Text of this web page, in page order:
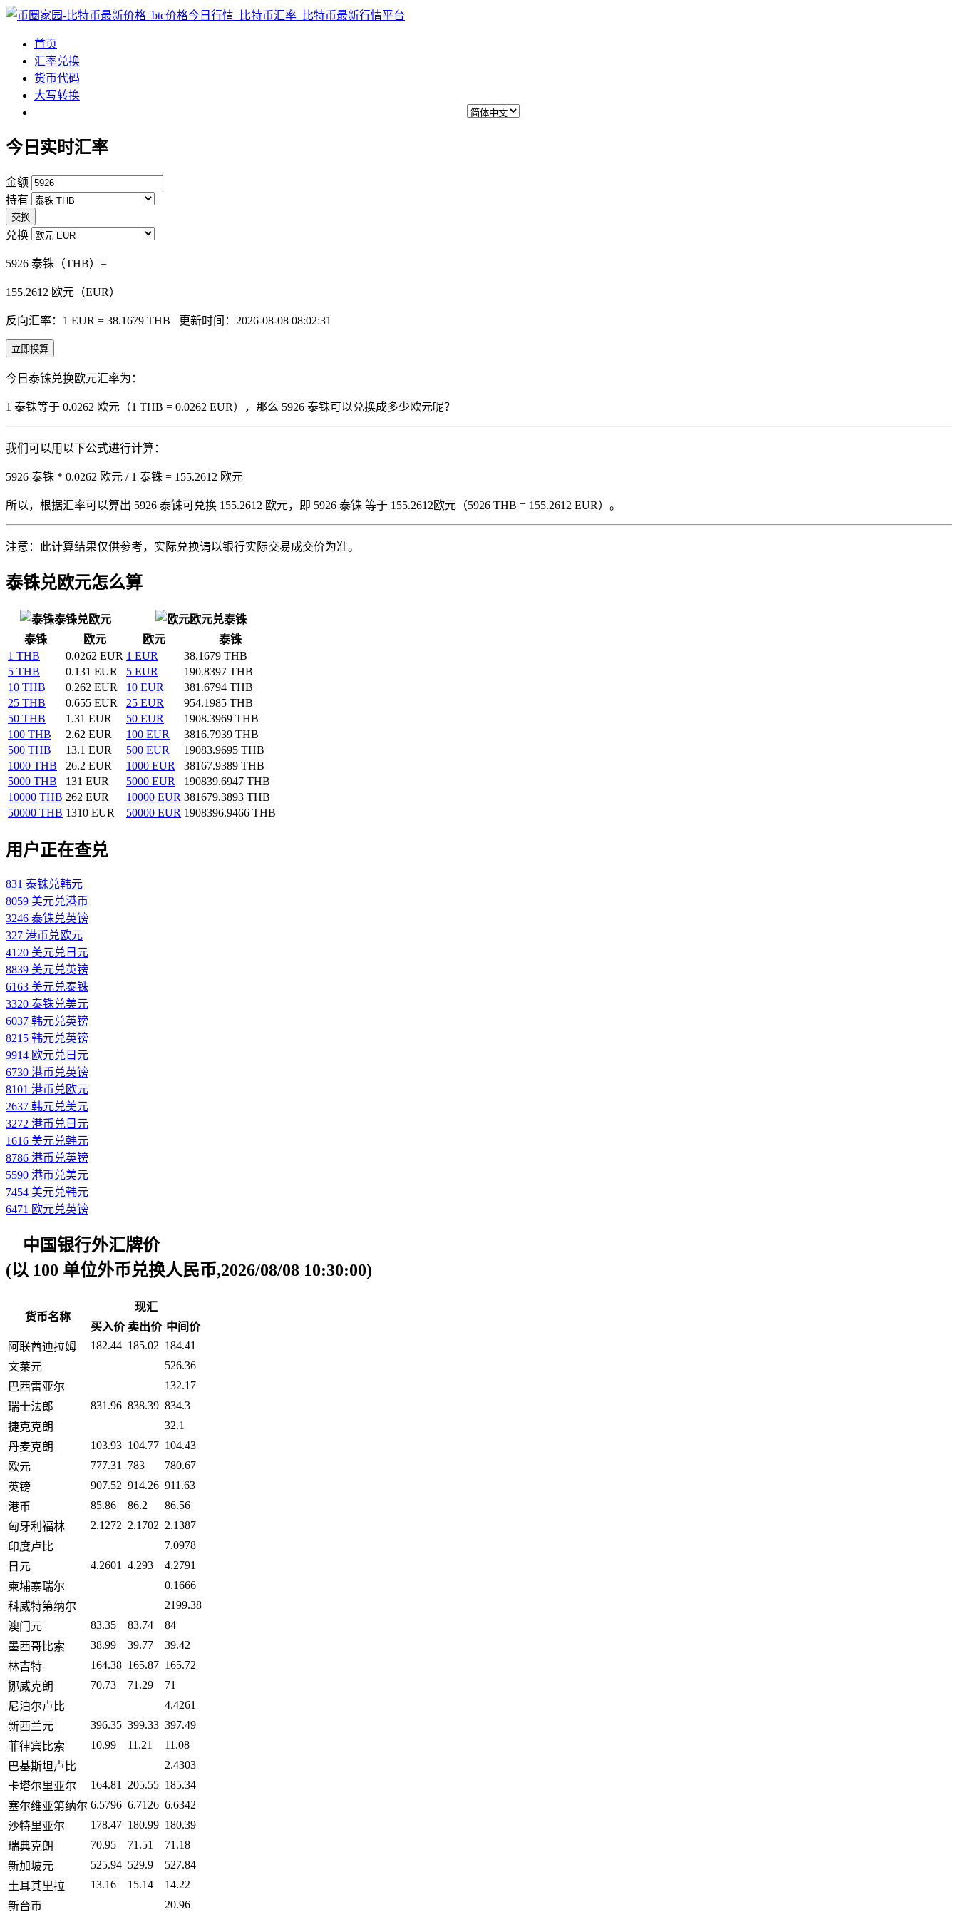
首页
汇率兑换
货币代码
大写转换
今日实时汇率
金额
持有
交换
兑换
5926 泰铢（THB）=
155.2612 欧元（EUR）
反向汇率：1 EUR = 38.1679 THB 更新时间：2026-08-08 08:02:31
立即换算
今日泰铢兑换欧元汇率为：
1 泰铢等于 0.0262 欧元（1 THB = 0.0262 EUR），那么 5926 泰铢可以兑换成多少欧元呢？
我们可以用以下公式进行计算：
5926 泰铢 * 0.0262 欧元 / 1 泰铢 = 155.2612 欧元
所以，根据汇率可以算出 5926 泰铢可兑换 155.2612 欧元，即 5926 泰铢 等于 155.2612欧元（5926 THB = 155.2612 EUR）。
注意：此计算结果仅供参考，实际兑换请以银行实际交易成交价为准。
泰铢兑欧元怎么算
泰铢兑欧元
欧元兑泰铢
泰铢
欧元 欧元
泰铢
1 THB
0.0262 EUR 1 EUR
38.1679 THB
5 THB
0.131 EUR 5 EUR
190.8397 THB
10 THB
0.262 EUR 10 EUR
381.6794 THB
25 THB
0.655 EUR 25 EUR
954.1985 THB
50 THB
1.31 EUR 50 EUR
1908.3969 THB
100 THB
2.62 EUR 100 EUR
3816.7939 THB
500 THB
13.1 EUR 500 EUR
19083.9695 THB
1000 THB
26.2 EUR 1000 EUR
38167.9389 THB
5000 THB
131 EUR 5000 EUR
190839.6947 THB
10000 THB 262 EUR 10000 EUR 381679.3893 THB
50000 THB 1310 EUR 50000 EUR 1908396.9466 THB
用户正在查兑
831 泰铢兑韩元
8059 美元兑港币
3246 泰铢兑英镑
327 港币兑欧元
4120 美元兑日元
8839 美元兑英镑
6163 美元兑泰铢
3320 泰铢兑美元
6037 韩元兑英镑
8215 韩元兑英镑
9914 欧元兑日元
6730 港币兑英镑
8101 港币兑欧元
2637 韩元兑美元
3272 港币兑日元
1616 美元兑韩元
8786 港币兑英镑
5590 港币兑美元
7454 美元兑韩元
6471 欧元兑英镑
中国银行外汇牌价
(以 100 单位外币兑换人民币,2026/08/08 10:30:00)
货币名称
现汇
买入价 卖出价 中间价
阿联酋迪拉姆
182.44 185.02 184.41
文莱元
526.36
巴西雷亚尔
132.17
瑞士法郎
831.96 838.39 834.3
捷克克朗
32.1
丹麦克朗
103.93 104.77 104.43
欧元
777.31 783
780.67
英镑
907.52 914.26 911.63
港币
85.86 86.2
86.56
匈牙利福林
2.1272 2.1702 2.1387
印度卢比
7.0978
日元
4.2601 4.293
4.2791
柬埔寨瑞尔
0.1666
科威特第纳尔
2199.38
澳门元
83.35 83.74
84
墨西哥比索
38.99 39.77
39.42
林吉特
164.38 165.87 165.72
挪威克朗
70.73 71.29
71
尼泊尔卢比
4.4261
新西兰元
396.35 399.33 397.49
菲律宾比索
10.99 11.21
11.08
巴基斯坦卢比
2.4303
卡塔尔里亚尔
164.81 205.55 185.34
塞尔维亚第纳尔 6.5796 6.7126 6.6342
沙特里亚尔
178.47 180.99 180.39
瑞典克朗
70.95 71.51
71.18
新加坡元
525.94 529.9
527.84
土耳其里拉
13.16 15.14
14.22
新台币
20.96